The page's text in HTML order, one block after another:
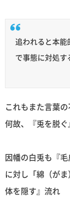
追われると本能
で事態に対処す
これもまた言葉
何故、『兎を脱ぐ
因幡の白兎も『
に対し「綿（が
体を隠す』流れ